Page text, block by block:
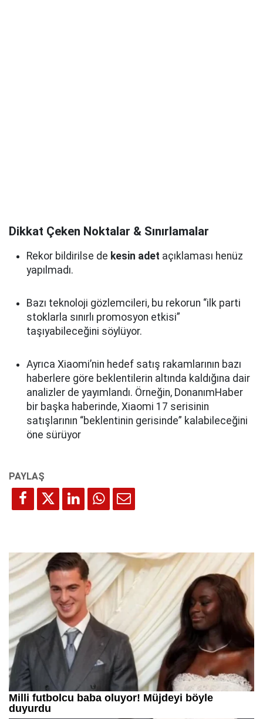
Dikkat Çeken Noktalar & Sınırlamalar
Rekor bildirilse de kesin adet açıklaması henüz
yapılmadı.
Bazı teknoloji gözlemcileri, bu rekorun “ilk parti
stoklarla sınırlı promosyon etkisi”
taşıyabileceğini söylüyor.
Ayrıca Xiaomi’nin hedef satış rakamlarının bazı
haberlere göre beklentilerin altında kaldığına dair
analizler de yayımlandı. Örneğin, DonanımHaber
bir başka haberinde, Xiaomi 17 serisinin
satışlarının “beklentinin gerisinde” kalabileceğini
öne sürüyor